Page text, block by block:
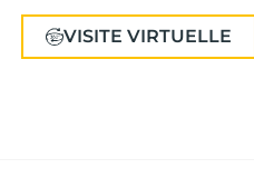
VISITE VIRTUELLE